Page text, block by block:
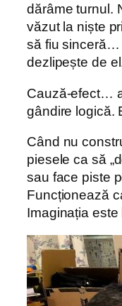
dărâme turnul.
văzut la niște
să fiu sinceră…
dezlipește de
Cauză-efect…
gândire logică.
Când nu
piesele ca să
sau face piste
Funcționează
Imaginația este